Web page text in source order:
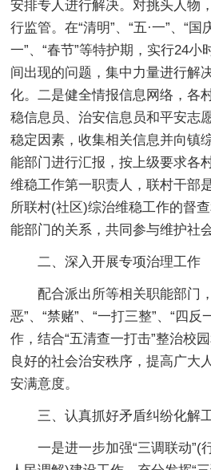
安排专人进行解决。对挑头人物
行监管。在“清明”、“五·一”、“国
一”、“春节”等特护期，实行24
间出现的问题，集中力量进行解
化。二是健全情报信息网络，各
稳信息员、治安信息员和平安志
稳定因素，收集相关信息并向镇
能部门进行汇报，按上级要求各
维稳工作第一职责人，联村干部
所联村(社区)综治维稳工作的督
能部门的关系，共同参与维护社
二、深入开展专项治理工作
配合派出所等相关职能部门
恶”、“禁赌”、“一打三整”、“四
作，结合“五清查一打击”整治校
良好的社会治安秩序，提高广大
安满意度。
三、认真抓好矛盾纠纷化解
一是进一步加强“三调联动”(